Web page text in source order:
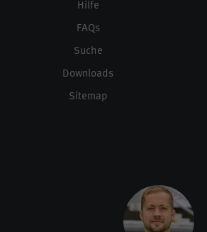
Hilfe
FAQs
Suche
Downloads
Sitemap